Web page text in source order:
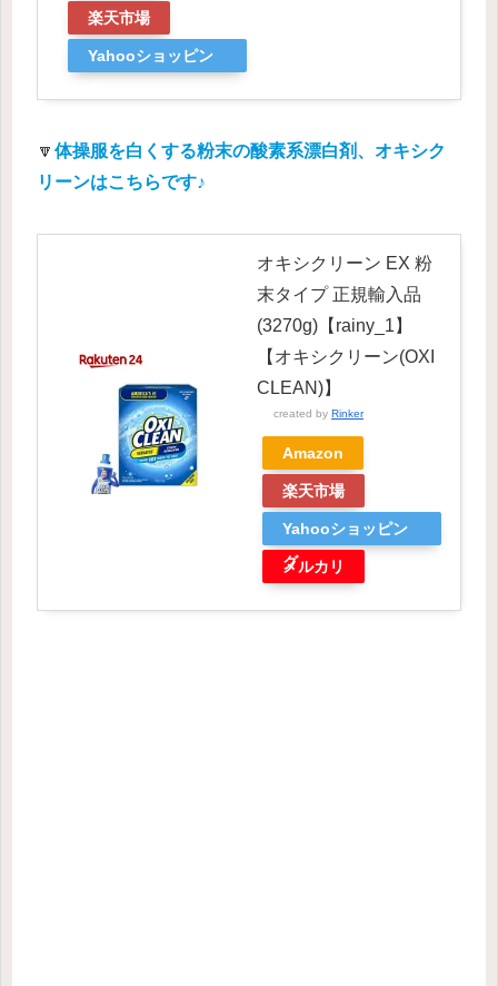
楽天市場
Yahooショッピン
🔽 体操服を白くする粉末の酸素系漂白剤、オキシク
リーンはこちらです♪
オキシクリーン EX 粉
末タイプ 正規輸入品
(3270g)【rainy_1】
【オキシクリーン(OXI
CLEAN)】
created by Rinker
Amazon
楽天市場
Yahooショッピン
グ
メルカリ